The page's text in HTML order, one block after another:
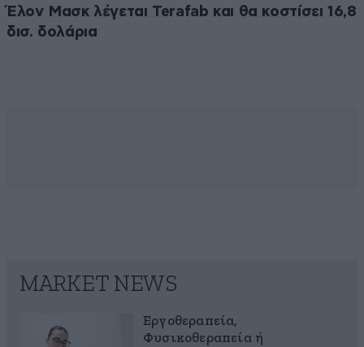
Έλον Μασκ λέγεται Terafab και θα κοστίσει 16,8
δισ. δολάρια
MARKET NEWS
Εργοθεραπεία,
Φυσικοθεραπεία ή